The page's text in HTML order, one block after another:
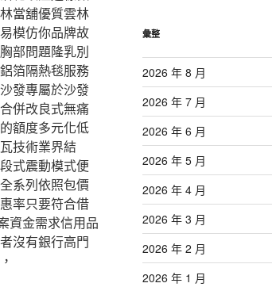
當舖優質雲林
模仿你品牌故
部問題隆乳別
箔隔熱毯服務
發專屬於沙發
併改良式無痛
額度多元化低
技術業界結
式震動模式便
系列依照包價
率只要符合借
資金需求信用品
沒有銀行高門
彙整
2026 年 8 月
2026 年 7 月
2026 年 6 月
2026 年 5 月
2026 年 4 月
2026 年 3 月
2026 年 2 月
2026 年 1 月